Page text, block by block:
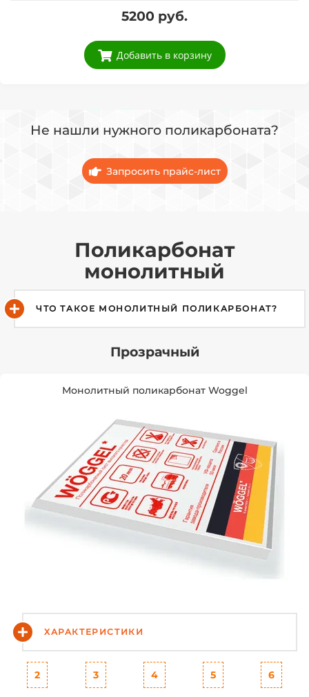
5200 руб.
Добавить в корзину
Не нашли нужного поликарбоната?
Запросить прайс-лист
Поликарбонат
монолитный
ЧТО ТАКОЕ МОНОЛИТНЫЙ ПОЛИКАРБОНАТ?
Прозрачный
Монолитный поликарбонат Woggel
ХАРАКТЕРИСТИКИ
2 3 4 5 6